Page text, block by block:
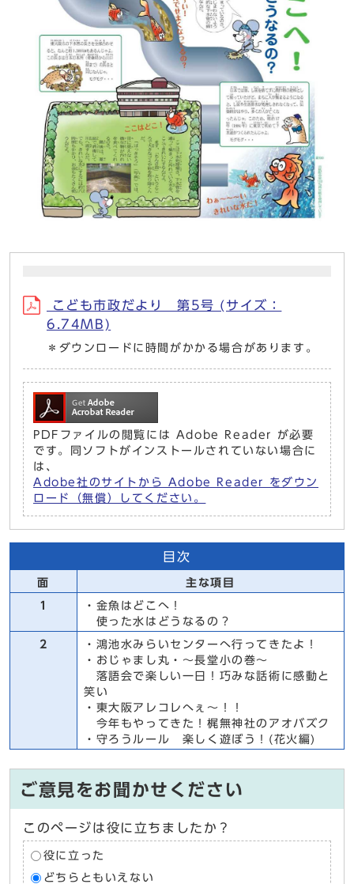
こども市政だより 第5号 (サイズ：
6.74MB)
＊ダウンロードに時間がかかる場合があります。
PDFファイルの閲覧には Adobe Reader が必要
です。同ソフトがインストールされていない場合に
は、
Adobe社のサイトから Adobe Reader をダウン
ロード（無償）してください。
目次
面 主な項目
1
・金魚はどこへ！
使った水はどうなるの？
2
・鴻池水みらいセンターへ行ってきたよ！
・おじゃまし丸・～長堂小の巻～
落語会で楽しい一日！巧みな話術に感動と
笑い
・東大阪アレコレへぇ～！！
今年もやってきた！梶無神社のアオバズク
・守ろうルール 楽しく遊ぼう！(花火編)
ご意見をお聞かせください
このページは役に立ちましたか？
役に立った
どちらともいえない